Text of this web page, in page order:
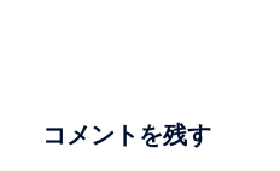
コメントを残す